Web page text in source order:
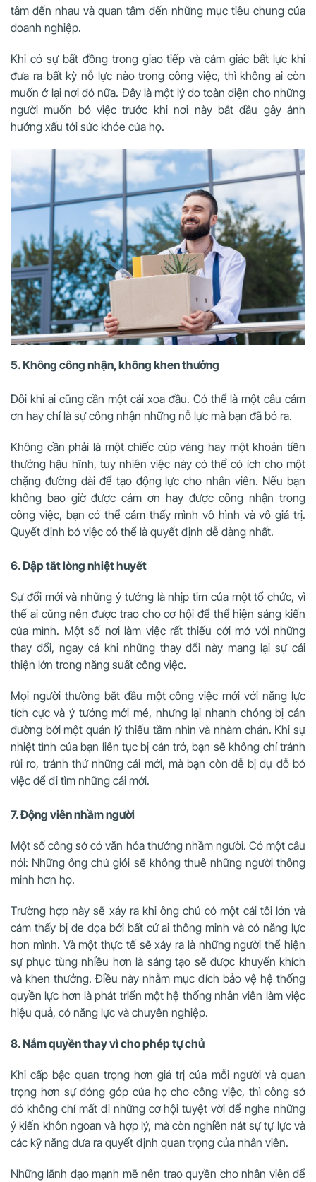
tâm đến nhau và quan tâm đến những mục tiêu chung của
doanh nghiệp.
Khi có sự bất đồng trong giao tiếp và cảm giác bất lực khi
đưa ra bất kỳ nỗ lực nào trong công việc, thì không ai còn
muốn ở lại nơi đó nữa. Đây là một lý do toàn diện cho những
người muốn bỏ việc trước khi nơi này bắt đầu gây ảnh
hưởng xấu tới sức khỏe của họ.
5. Không công nhận, không khen thưởng
Đôi khi ai cũng cần một cái xoa đầu. Có thể là một câu cảm
ơn hay chỉ là sự công nhận những nỗ lực mà bạn đã bỏ ra.
Không cần phải là một chiếc cúp vàng hay một khoản tiền
thưởng hậu hĩnh, tuy nhiên việc này có thể có ích cho một
chặng đường dài để tạo động lực cho nhân viên. Nếu bạn
không bao giờ được cảm ơn hay được công nhận trong
công việc, bạn có thể cảm thấy mình vô hình và vô giá trị.
Quyết định bỏ việc có thể là quyết định dễ dàng nhất.
6. Dập tắt lòng nhiệt huyết
Sự đổi mới và những ý tưởng là nhịp tim của một tổ chức, vì
thế ai cũng nên được trao cho cơ hội để thể hiện sáng kiến
của mình. Một số nơi làm việc rất thiếu cởi mở với những
thay đổi, ngay cả khi những thay đổi này mang lại sự cải
thiện lớn trong năng suất công việc.
Mọi người thường bắt đầu một công việc mới với năng lực
tích cực và ý tưởng mới mẻ, nhưng lại nhanh chóng bị cản
đường bởi một quản lý thiếu tầm nhìn và nhàm chán. Khi sự
nhiệt tình của bạn liên tục bị cản trở, bạn sẽ không chỉ tránh
rủi ro, tránh thử những cái mới, mà bạn còn dễ bị dụ dỗ bỏ
việc để đi tìm những cái mới.
7. Động viên nhầm người
Một số công sở có văn hóa thưởng nhầm người. Có một câu
nói: Những ông chủ giỏi sẽ không thuê những người thông
minh hơn họ.
Trường hợp này sẽ xảy ra khi ông chủ có một cái tôi lớn và
cảm thấy bị đe dọa bởi bất cứ ai thông minh và có năng lực
hơn mình. Và một thực tế sẽ xảy ra là những người thể hiện
sự phục tùng nhiều hơn là sáng tạo sẽ được khuyến khích
và khen thưởng. Điều này nhằm mục đích bảo vệ hệ thống
quyền lực hơn là phát triển một hệ thống nhân viên làm việc
hiệu quả, có năng lực và chuyên nghiệp.
8. Nắm quyền thay vì cho phép tự chủ
Khi cấp bậc quan trọng hơn giá trị của mỗi người và quan
trọng hơn sự đóng góp của họ cho công việc, thì công sở
đó không chỉ mất đi những cơ hội tuyệt vời để nghe những
ý kiến khôn ngoan và hợp lý, mà còn nghiền nát sự tự lực và
các kỹ năng đưa ra quyết định quan trọng của nhân viên.
Những lãnh đạo mạnh mẽ nên trao quyền cho nhân viên để